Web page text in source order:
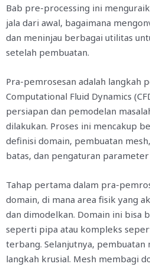
Bab pre-processing ini
jala dari awal, bagaimana
dan meninjau berbagai utilitas
setelah pembuatan.
Pra-pemrosesan adalah langkah
Computational Fluid Dynamics
persiapan dan pemodelan
dilakukan. Proses ini mencakup
definisi domain, pembuatan
batas, dan pengaturan parameter
Tahap pertama dalam pra-
domain, di mana area fisik yang
dan dimodelkan. Domain ini bisa
seperti pipa atau kompleks
terbang. Selanjutnya, pembuatan
langkah krusial. Mesh membagi